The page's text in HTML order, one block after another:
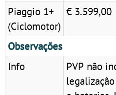
Piaggio 1+
(Ciclomotor)
€ 3.599,00
Observações
Info
PVP não